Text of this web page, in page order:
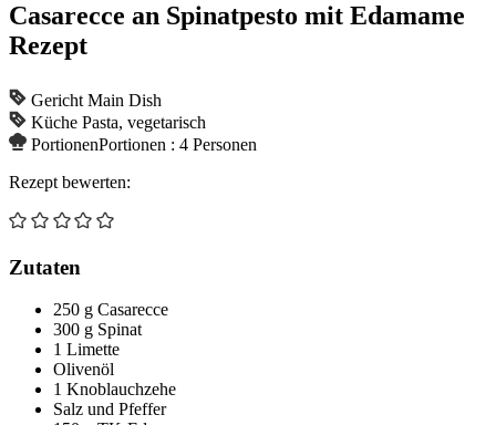
Casarecce an Spinatpesto mit Edamame
Rezept
Gericht Main Dish
Küche Pasta, vegetarisch
PortionenPortionen : 4 Personen
Rezept bewerten:
Zutaten
250 g Casarecce
300 g Spinat
1 Limette
Olivenöl
1 Knoblauchzehe
Salz und Pfeffer